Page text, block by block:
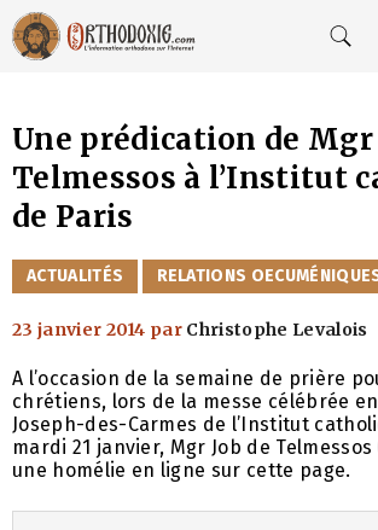
Aller
au
contenu
Une prédication de Mgr
Telmessos à l’Institut
de Paris
CATÉGORIES
ACTUALITÉS RELATIONS
23 janvier 2014 par Christophe Levalois
A l’occasion de la semaine de prière
chrétiens, lors de la messe célébrée en
Joseph-des-Carmes de l’Institut
mardi 21 janvier, Mgr Job de
une homélie en ligne sur cette page.